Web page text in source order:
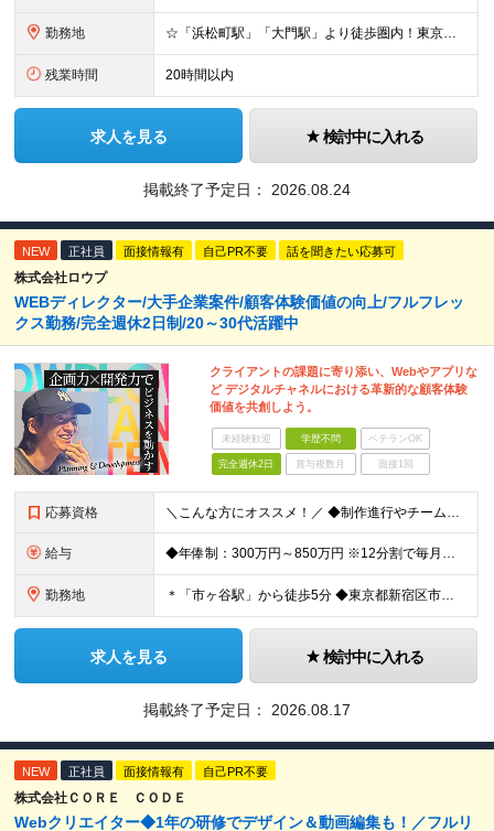
勤務地 ☆「浜松町駅」「大門駅」より徒歩圏内！東京湾が見える綺麗なオフィス！ 《本社》東京都港区海岸1-11-1 ニューピア竹芝ノースタワー5階
残業時間 20時間以内
求人を見る 検討中に入れる
掲載終了予定日： 2026.08.24
NEW 正社員 面接情報有 自己PR不要 話を聞きたい応募可
株式会社ロウプ
WEBディレクター/大手企業案件/顧客体験価値の向上/フルフレッ
クス勤務/完全週休2日制/20～30代活躍中
クライアントの課題に寄り添い、Webやアプリな
ど デジタルチャネルにおける革新的な顧客体験
価値を共創しよう。
未経験歓迎 学歴不問 ベテランOK
完全週休2日 賞与複数月 面接1回
応募資格 ＼こんな方にオススメ！／ ◆制作進行やチームでのプロジェクト経験がある方 ◆クライアントや社内メンバーと円滑にコミュニケーションを取れる方 ◆WEBやアプリ制作の進行やディレクションの実務経験をお持
給与 ◆年俸制：300万円～850万円 ※12分割で毎月支給 ※アシスタント（WEBディレクターを目指しているWEBデザイナーや コーダーなど関連スキルをお持ちの方、新卒や第二新卒の方）も含め、 スキル
勤務地 ＊「市ヶ谷駅」から徒歩5分 ◆東京都新宿区市谷左内町5 4F (変更の範囲)上記を除く当社関連勤務地
求人を見る 検討中に入れる
掲載終了予定日： 2026.08.17
NEW 正社員 面接情報有 自己PR不要
株式会社ＣＯＲＥ ＣＯＤＥ
Webクリエイター◆1年の研修でデザイン＆動画編集も！／フルリ